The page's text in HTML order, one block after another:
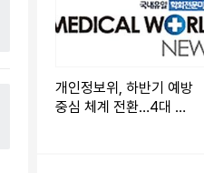
개인정보위, 하반기 예방
중심 체계 전환…4대 역